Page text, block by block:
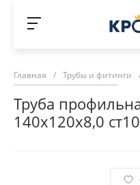
Главная / Трубы и фитинги
Труба
140х120х8,0